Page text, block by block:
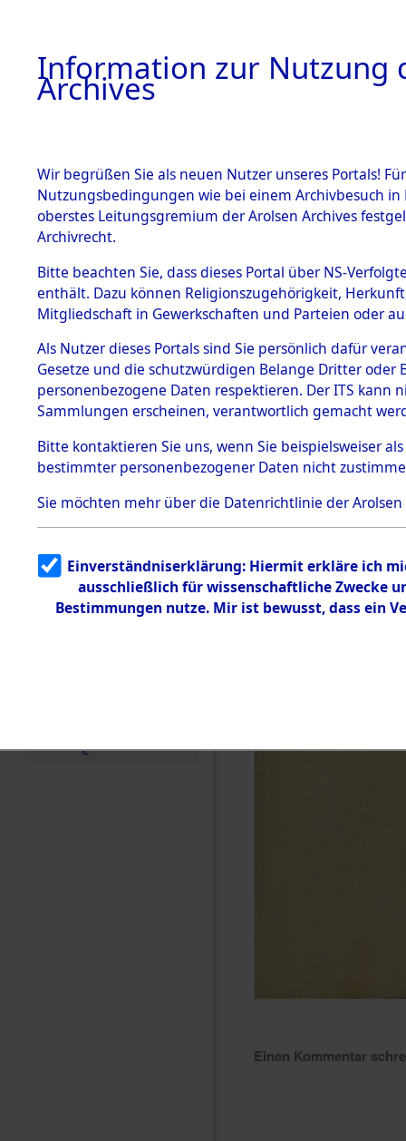
BESTÄNDE
1.
mente
5. Verschiedenes
5.3
Todesmärsche
5.3.1 Alliierte
Erhebungen
zu
Todesmärsch
en
5.3.2
g
5.3.3
Todesmärsch
e
KZ
anderen
1944 bis
0003
Einen Kommentar
Information zur Nutzung
Archives
Wir begrüßen Sie als neuen Nutzer unseres Portals!
Nutzungsbedingungen wie bei einem Archivbesuch
oberstes Leitungsgremium der Arolsen Archives
Archivrecht.
Bitte beachten Sie, dass dieses Portal über NS-
enthält. Dazu können Religionszugehörigkeit,
Mitgliedschaft in Gewerkschaften und Parteien oder
Als Nutzer dieses Portals sind Sie persönlich dafür
Gesetze und die schutzwürdigen Belange Dritter
personenbezogene Daten respektieren. Der ITS
Sammlungen erscheinen, verantwortlich gemacht
Bitte kontaktieren Sie uns, wenn Sie beispielsweiser
bestimmter personenbezogener Daten nicht
Sie möchten mehr über die Datenrichtlinie der Arolsen
Einverständniserklärung: Hiermit erkläre ich
ausschließlich für wissenschaftliche Zwecke
Bestimmungen nutze. Mir ist bewusst, dass ein